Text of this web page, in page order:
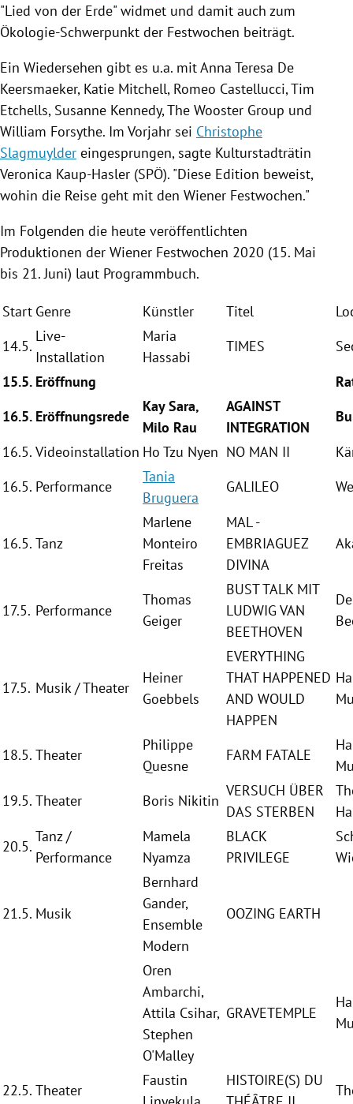
"Lied von der Erde" widmet und damit auch zum
Ökologie-Schwerpunkt der Festwochen beiträgt.
Ein Wiedersehen gibt es u.a. mitAnna Teresa De
Keersmaeker, Katie Mitchell, Romeo Castellucci,Tim
Etchells, Susanne Kennedy, The Wooster Group und
William Forsythe. Im Vorjahr sei Christophe
Slagmuylder eingesprungen, sagte Kulturstadträtin
Veronica Kaup-Hasler (SPÖ). "Diese Edition beweist,
wohin die Reise geht mit den Wiener Festwochen."
Im Folgenden die heute veröffentlichten
Produktionen der Wiener Festwochen 2020 (15. Mai
bis 21. Juni) laut Programmbuch.
Start Genre Künstler Titel
14.5.
Live-
Installation
Maria
Hassabi
TIMES
15.5. Eröffnung
16.5. Eröffnungsrede
Kay Sara,
Milo Rau
AGAINST
INTEGRATION
16.5. Videoinstallation Ho Tzu Nyen NO MAN II
16.5. Performance
Tania
Bruguera
GALILEO
16.5. Tanz
Marlene
Monteiro
Freitas
MAL -
EMBRIAGUEZ
DIVINA
17.5. Performance
Thomas
Geiger
BUST TALK MIT
LUDWIG VAN
BEETHOVEN
17.5. Musik / Theater
Heiner
Goebbels
EVERYTHING
THAT HAPPENED
AND WOULD
HAPPEN
18.5. Theater
Philippe
Quesne
FARM FATALE
19.5. Theater Boris Nikitin
VERSUCH ÜBER
DAS STERBEN
20.5.
Tanz /
Performance
Mamela
Nyamza
BLACK
PRIVILEGE
21.5. Musik
Bernhard
Gander,
Ensemble
Modern
OOZING EARTH
Oren
Ambarchi,
Attila Csihar,
Stephen
O'Malley
GRAVETEMPLE
22.5. Theater
Faustin
HISTOIRE(S) DU